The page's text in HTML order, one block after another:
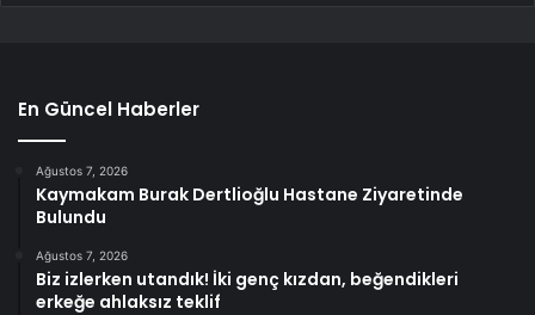
En Güncel Haberler
Ağustos 7, 2026
Kaymakam Burak Dertlioğlu Hastane Ziyaretinde
Bulundu
Ağustos 7, 2026
Biz izlerken utandık! İki genç kızdan, beğendikleri
erkeğe ahlaksız teklif